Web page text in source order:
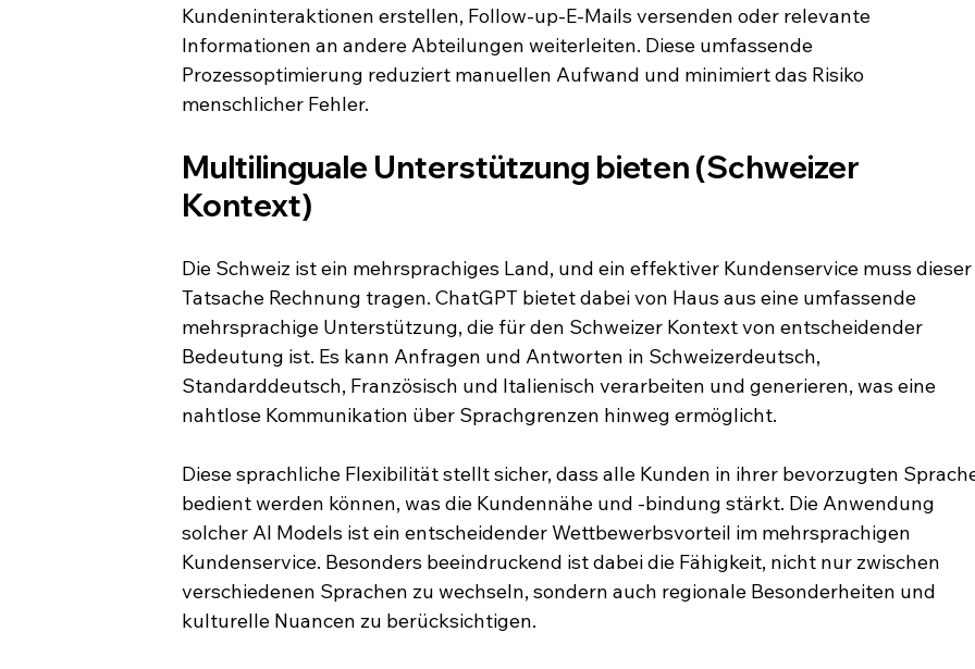
Kundeninteraktionen erstellen, Follow-up-E-Mails versenden oder relevante
Informationen an andere Abteilungen weiterleiten. Diese umfassende
Prozessoptimierung reduziert manuellen Aufwand und minimiert das Risiko
menschlicher Fehler.
Multilinguale Unterstützung bieten (Schweizer
Kontext)
Die Schweiz ist ein mehrsprachiges Land, und ein effektiver Kundenservice muss dieser
Tatsache Rechnung tragen. ChatGPT bietet dabei von Haus aus eine umfassende
mehrsprachige Unterstützung, die für den Schweizer Kontext von entscheidender
Bedeutung ist. Es kann Anfragen und Antworten in Schweizerdeutsch,
Standarddeutsch, Französisch und Italienisch verarbeiten und generieren, was eine
nahtlose Kommunikation über Sprachgrenzen hinweg ermöglicht.
Diese sprachliche Flexibilität stellt sicher, dass alle Kunden in ihrer bevorzugten
bedient werden können, was die Kundennähe und -bindung stärkt. Die Anwendung
solcher AI Models ist ein entscheidender Wettbewerbsvorteil im mehrsprachigen
Kundenservice. Besonders beeindruckend ist dabei die Fähigkeit, nicht nur zwischen
verschiedenen Sprachen zu wechseln, sondern auch regionale Besonderheiten und
kulturelle Nuancen zu berücksichtigen.